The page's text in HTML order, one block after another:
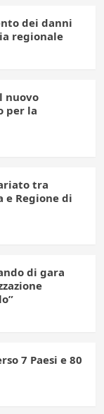
dei danni
regionale
nuovo
per la
tra
e Regione di
di gara
7 Paesi e 80